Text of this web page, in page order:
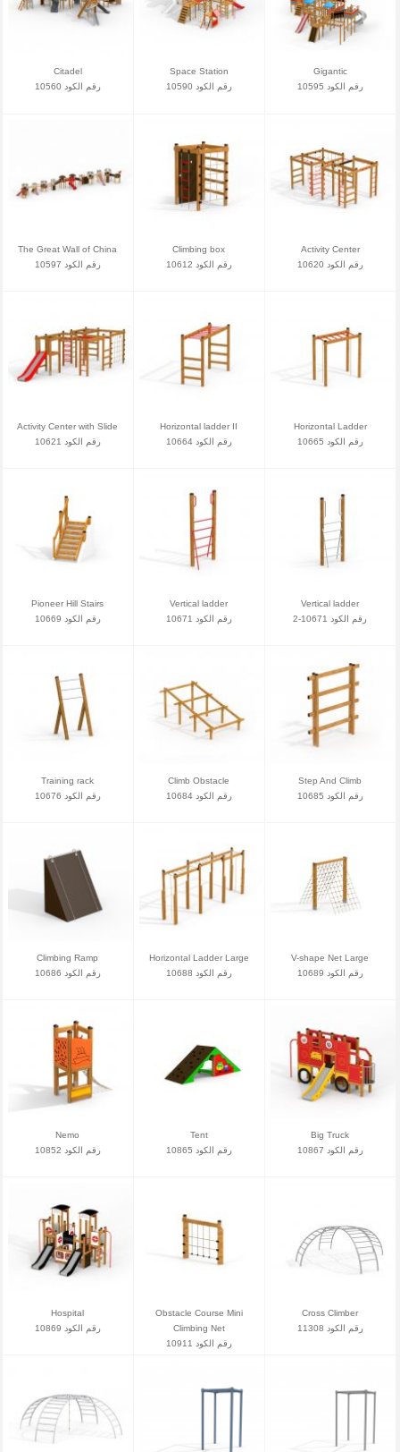
Citadel
رقم الكود 10560
Space Station
رقم الكود 10590
Gigantic
رقم الكود 10595
The Great Wall of China
رقم الكود 10597
Climbing box
رقم الكود 10612
Activity Center
رقم الكود 10620
Activity Center with Slide
رقم الكود 10621
Horizontal ladder II
رقم الكود 10664
Horizontal Ladder
رقم الكود 10665
Pioneer Hill Stairs
رقم الكود 10669
Vertical ladder
رقم الكود 10671
Vertical ladder
رقم الكود 10671-2
Training rack
رقم الكود 10676
Climb Obstacle
رقم الكود 10684
Step And Climb
رقم الكود 10685
Climbing Ramp
رقم الكود 10686
Horizontal Ladder Large
رقم الكود 10688
V-shape Net Large
رقم الكود 10689
Nemo
رقم الكود 10852
Tent
رقم الكود 10865
Big Truck
رقم الكود 10867
Hospital
رقم الكود 10869
Obstacle Course Mini
Climbing Net
رقم الكود 10911
Cross Climber
رقم الكود 11308